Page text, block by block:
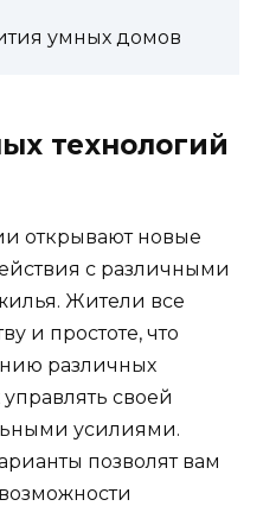
умных домов
технологий
открывают новые
с различными
Жители все
и простоте, что
различных
своей
усилиями.
позволят вам